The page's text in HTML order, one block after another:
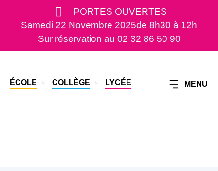
PORTES OUVERTES
Samedi 22 Novembre 2025de 8h30 à 12h
Sur réservation au 02 32 86 50 90
ÉCOLE COLLÈGE LYCÉE MENU